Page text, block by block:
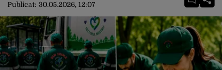
Publicat: 30.05.2026, 12:07